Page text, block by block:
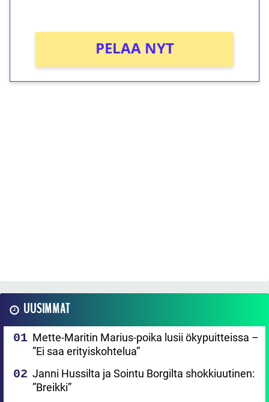
PELAA NYT
UUSIMMAT
Mette-Maritin Marius-poika lusii ökypuitteissa –
”Ei saa erityiskohtelua”
Janni Hussilta ja Sointu Borgilta shokkiuutinen:
”Breikki”